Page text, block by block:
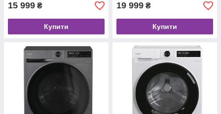
15 999 ₴
Купити
19 999 ₴
Купити